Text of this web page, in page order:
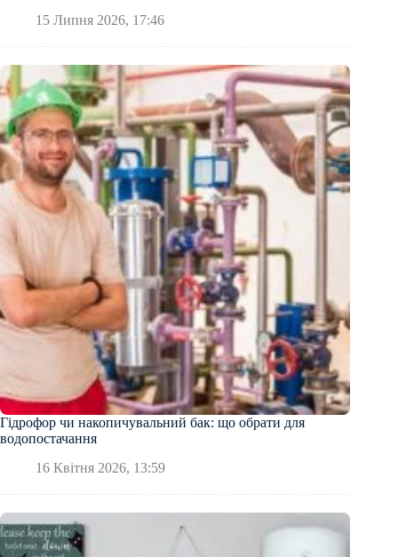
15 Липня 2026, 17:46
Гідрофор чи накопичувальний бак: що обрати для
водопостачання
16 Квітня 2026, 13:59